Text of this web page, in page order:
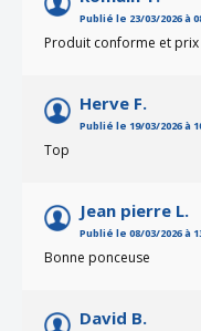
Publié le 23/03/2026 à
Produit conforme et
Herve F.
Publié le 19/03/2026 à
Top
Jean pierre L.
Publié le 08/03/2026 à
Bonne ponceuse
David B.